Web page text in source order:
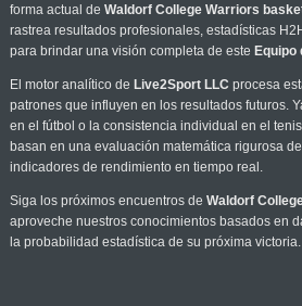
forma actual de Waldorf College Warriors
rastrea resultados profesionales, estadísticas
para brindar una visión completa de este Equipo
El motor analítico de Live2Sport LLC procesa
patrones que influyen en los resultados futuros.
en el fútbol o la consistencia individual en el
basan en una evaluación matemática rigurosa
indicadores de rendimiento en tiempo real.
Siga los próximos encuentros de Waldorf
aproveche nuestros conocimientos basados en
la probabilidad estadística de su próxima victoria.